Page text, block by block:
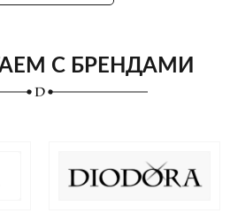
С БРЕНДАМИ